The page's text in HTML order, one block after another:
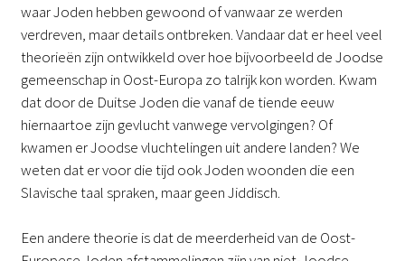
waar Joden hebben gewoond of vanwaar ze werden
verdreven, maar details ontbreken. Vandaar dat er heel veel
theorieën zijn ontwikkeld over hoe bijvoorbeeld de Joodse
gemeenschap in Oost-Europa zo talrijk kon worden. Kwam
dat door de Duitse Joden die vanaf de tiende eeuw
hiernaartoe zijn gevlucht vanwege vervolgingen? Of
kwamen er Joodse vluchtelingen uit andere landen? We
weten dat er voor die tijd ook Joden woonden die een
Slavische taal spraken, maar geen Jiddisch.
Een andere theorie is dat de meerderheid van de Oost-